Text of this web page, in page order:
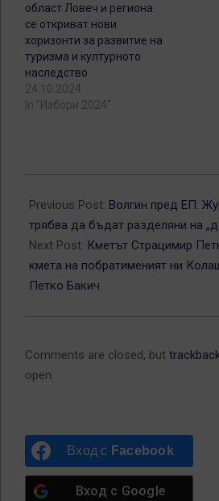
област Ловеч и региона
се откриват нови
хоризонти за развитие на
туризма и културното
наследство
24.10.2024
In "Избори 2024"
10-
23
Previous Post: Волгин пред ЕП:
трябва да бъдат разделяни на
Next Post: Кметът Страцимир
кмета на побратименият ни
Петко Бакич
Comments are closed, but
open.
Вход с Facebook
Вход с Google